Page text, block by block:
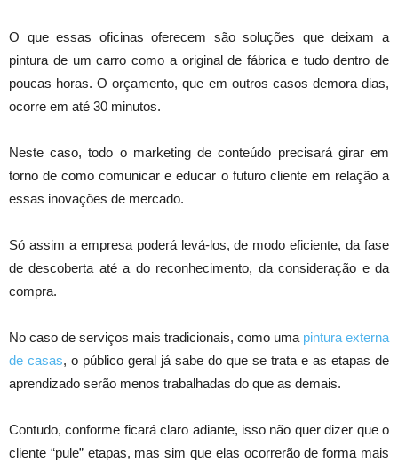
O que essas oficinas oferecem são soluções que deixam a
pintura de um carro como a original de fábrica e tudo dentro de
poucas horas. O orçamento, que em outros casos demora dias,
ocorre em até 30 minutos.
Neste caso, todo o marketing de conteúdo precisará girar em
torno de como comunicar e educar o futuro cliente em relação a
essas inovações de mercado.
Só assim a empresa poderá levá-los, de modo eficiente, da fase
de descoberta até a do reconhecimento, da consideração e da
compra.
No caso de serviços mais tradicionais, como uma pintura externa
de casas, o público geral já sabe do que se trata e as etapas de
aprendizado serão menos trabalhadas do que as demais.
Contudo, conforme ficará claro adiante, isso não quer dizer que o
cliente “pule” etapas, mas sim que elas ocorrerão de forma mais